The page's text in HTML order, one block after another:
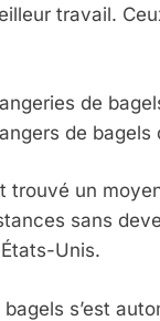
travail.
de
de
un
sans
Unis.
s’est
Meurtrière